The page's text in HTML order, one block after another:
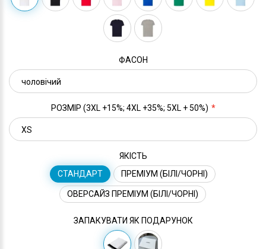
ФАСОН
РОЗМІР (3XL +15%; 4XL +35%; 5XL + 50%)
ЯКІСТЬ
СТАНДАРТ
ПРЕМІУМ (БІЛІ/ЧОРНІ)
ОВЕРСАЙЗ ПРЕМІУМ (БІЛІ/ЧОРНІ)
ЗАПАКУВАТИ ЯК ПОДАРУНОК